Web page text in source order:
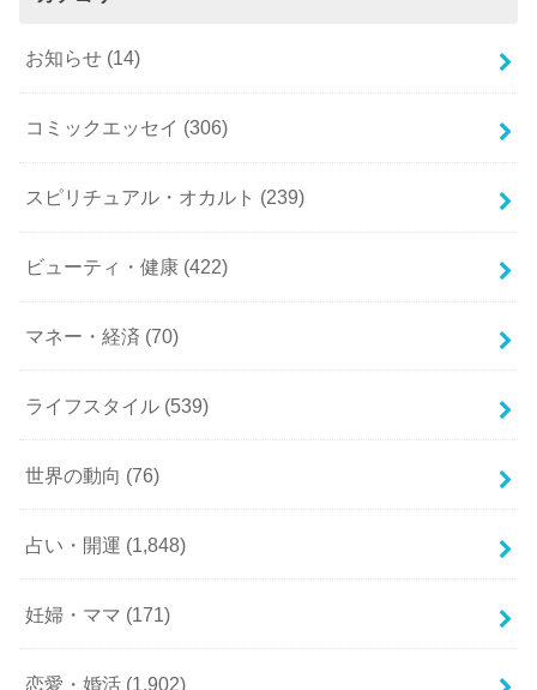
お知らせ (14)
コミックエッセイ (306)
スピリチュアル・オカルト (239)
ビューティ・健康 (422)
マネー・経済 (70)
ライフスタイル (539)
世界の動向 (76)
占い・開運 (1,848)
妊婦・ママ (171)
恋愛・婚活 (1,902)